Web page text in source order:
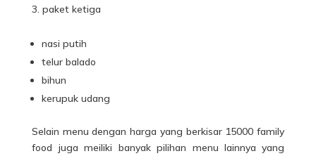
paket ketiga
nasi putih
telur balado
bihun
kerupuk udang
Selain menu dengan harga yang berkisar 15000 family
food juga meiliki banyak pilihan menu lainnya yang